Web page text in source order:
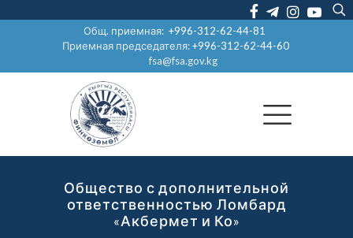
Общ. приемная:+996-312-62-44-81
Приемная председателя:+996-312-62-44-60
fsa@fsa.gov.kg
Общество с дополнительной
ответственностью Ломбард
«Акбермет и Ко»